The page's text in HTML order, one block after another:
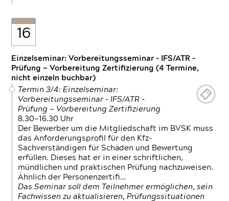
16
Einzelseminar: Vorbereitungsseminar - IFS/ATR -
Prüfung — Vorbereitung Zertifizierung (4 Termine,
nicht einzeln buchbar)
Termin 3/4: Einzelseminar:
Vorbereitungsseminar - IFS/ATR -
Prüfung — Vorbereitung Zertifizierung
8.30—16.30 Uhr
Der Bewerber um die Mitgliedschaft im BVSK muss
das Anforderungsprofil für den Kfz-
Sachverständigen für Schäden und Bewertung
erfüllen. Dieses hat er in einer schriftlichen,
mündlichen und praktischen Prüfung nachzuweisen.
Ähnlich der Personenzertifi…
Das Seminar soll dem Teilnehmer ermöglichen, sein
Fachwissen zu aktualisieren, Prüfungssituationen